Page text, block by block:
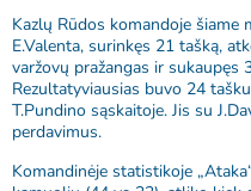
Kazlų Rūdos komandoje šiame
E.Valenta, surinkęs 21 tašką,
varžovų pražangas ir sukaupęs
Rezultatyviausias buvo 24
T.Pundino sąskaitoje. Jis su
perdavimus.
Komandinėje statistikoje